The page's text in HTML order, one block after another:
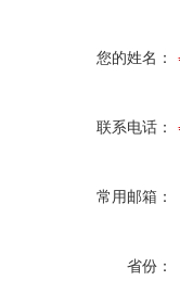
您的姓名：
联系电话：
常用邮箱：
省份：